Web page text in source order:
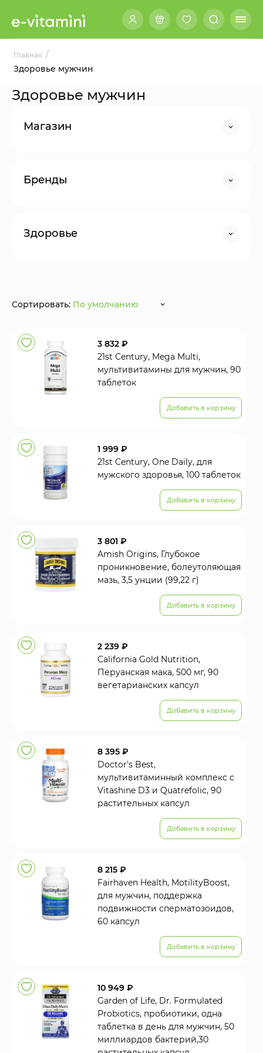
Главная /
Здоровье мужчин
Здоровье мужчин
Магазин
Бренды
Здоровье
Сортировать: По умолчанию
3 832 ₽
21st Century, Mega Multi,
мультивитамины для мужчин, 90
таблеток
Добавить в корзину
1 999 ₽
21st Century, One Daily, для
мужского здоровья, 100 таблеток
Добавить в корзину
3 801 ₽
Amish Origins, Глубокое
проникновение, болеутоляющая
мазь, 3,5 унции (99,22 г)
Добавить в корзину
2 239 ₽
California Gold Nutrition,
Перуанская мака, 500 мг, 90
вегетарианских капсул
Добавить в корзину
8 395 ₽
Doctor's Best,
мультивитаминный комплекс с
Vitashine D3 и Quatrefolic, 90
растительных капсул
Добавить в корзину
8 215 ₽
Fairhaven Health, MotilityBoost,
для мужчин, поддержка
подвижности сперматозоидов,
60 капсул
Добавить в корзину
10 949 ₽
Garden of Life, Dr. Formulated
Probiotics, пробиотики, одна
таблетка в день для мужчин, 50
миллиардов бактерий,30